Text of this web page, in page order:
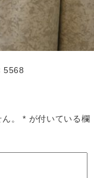
5568
。 * が付いている欄